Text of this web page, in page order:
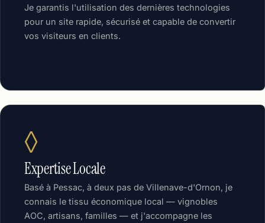
Je garantis l'utilisation des dernières technologies
pour un site rapide, sécurisé et capable de convertir
vos visiteurs en clients.
◊
Expertise Locale
Basé à Pessac, à deux pas de Villenave-d'Ornon, je
connais le tissu économique local — vignobles
AOC, artisans, familles — et j'accompagne les